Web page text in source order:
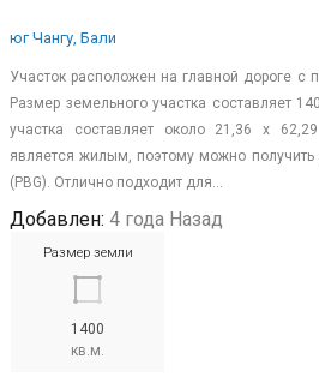
юг Чангу, Бали
Участок расположен на главной дороге с
Размер земельного участка составляет
участка составляет около 21,36 х
является жилым, поэтому можно получить
(PBG). Отлично подходит для…
Добавлен: 4 года Назад
Размер земли
1400
кв.м.